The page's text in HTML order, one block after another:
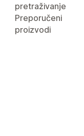
pretraživanje
Preporučeni
proizvodi